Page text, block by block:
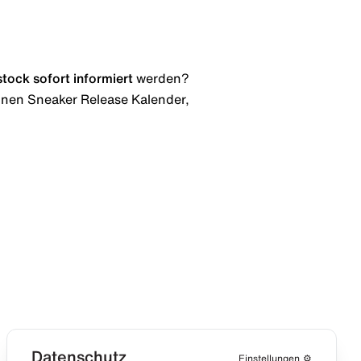
sofort informiert werden?
Sneaker Release Kalender,
Datenschutz Einstellungen ⚙️